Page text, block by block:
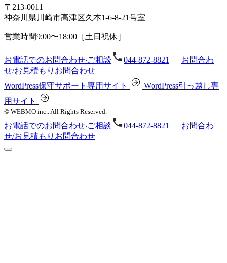
〒213-0011
神奈川県川崎市⾼津区久本1-6-8-21号室
営業時間9:00〜18:00［⼟⽇祝休］
お電話でのお問合わせ‧ご相談 044-872-8821
お問合わ
せ/お⾒積もり お問合わせ
WordPress保守サポート専⽤サイト
WordPress引っ越し専
⽤サイト
© WEBMO inc.. All Rights Reserved.
お電話でのお問合わせ‧ご相談 044-872-8821
お問合わ
せ/お⾒積もり お問合わせ